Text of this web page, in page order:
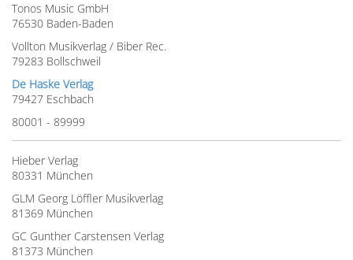
Tonos Music GmbH
76530 Baden-Baden
Vollton Musikverlag / Biber Rec.
79283 Bollschweil
De Haske Verlag
79427 Eschbach
80001 - 89999
Hieber Verlag
80331 München
GLM Georg Löffler Musikverlag
81369 München
GC Gunther Carstensen Verlag
81373 München